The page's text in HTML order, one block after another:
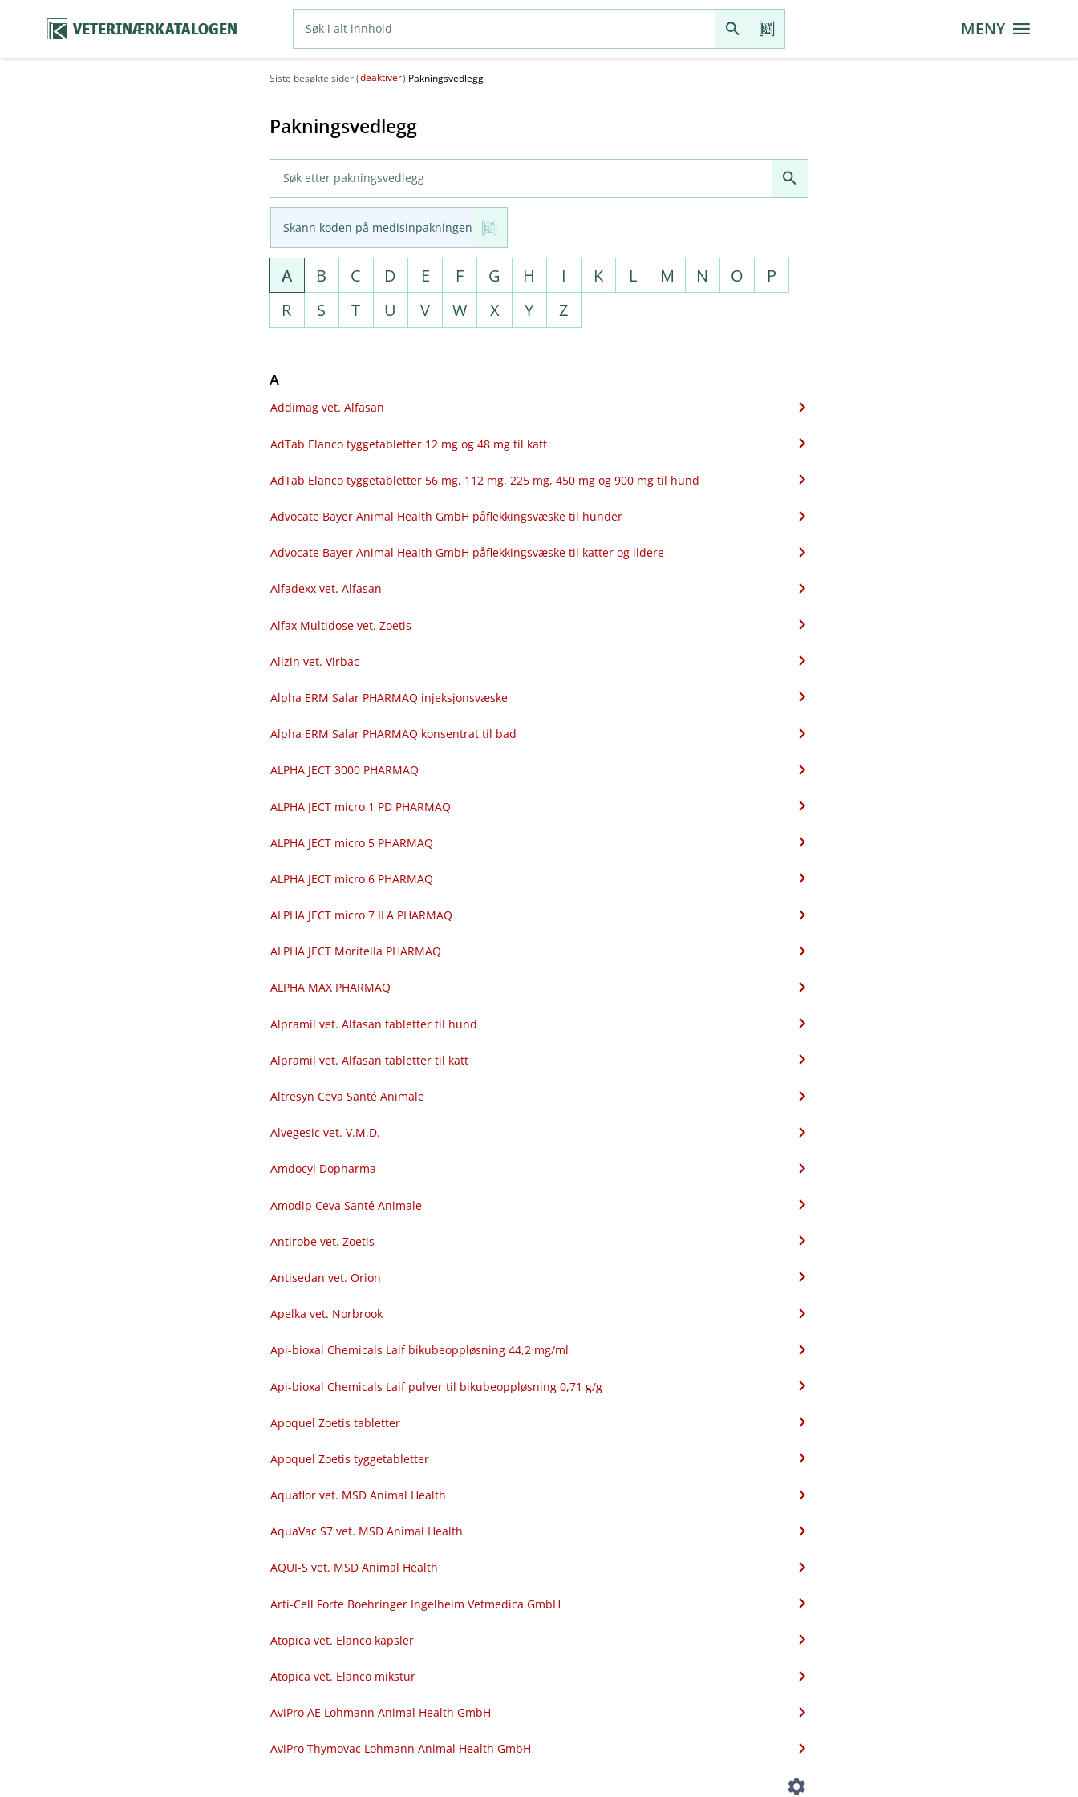
VETERINÆRKATALOGEN MENY
Siste besøkte sider (deaktiver) Pakningsvedlegg
Pakningsvedlegg
Skann koden på medisinpakningen
A B C D E F G H I K L M N O
P
R
S T U V W X Y Z
A
Addimag vet. Alfasan
AdTab Elanco tyggetabletter 12 mg og 48 mg til katt
AdTab Elanco tyggetabletter 56 mg, 112 mg, 225 mg, 450 mg og 900 mg til hund
Advocate Bayer Animal Health GmbH påflekkingsvæske til hunder
Advocate Bayer Animal Health GmbH påflekkingsvæske til katter og ildere
Alfadexx vet. Alfasan
Alfax Multidose vet. Zoetis
Alizin vet. Virbac
Alpha ERM Salar PHARMAQ injeksjonsvæske
Alpha ERM Salar PHARMAQ konsentrat til bad
ALPHA JECT 3000 PHARMAQ
ALPHA JECT micro 1 PD PHARMAQ
ALPHA JECT micro 5 PHARMAQ
ALPHA JECT micro 6 PHARMAQ
ALPHA JECT micro 7 ILA PHARMAQ
ALPHA JECT Moritella PHARMAQ
ALPHA MAX PHARMAQ
Alpramil vet. Alfasan tabletter til hund
Alpramil vet. Alfasan tabletter til katt
Altresyn Ceva Santé Animale
Alvegesic vet. V.M.D.
Amdocyl Dopharma
Amodip Ceva Santé Animale
Antirobe vet. Zoetis
Antisedan vet. Orion
Apelka vet. Norbrook
Api-bioxal Chemicals Laif bikubeoppløsning 44,2 mg/ml
Api-bioxal Chemicals Laif pulver til bikubeoppløsning 0,71 g/g
Apoquel Zoetis tabletter
Apoquel Zoetis tyggetabletter
Aquaflor vet. MSD Animal Health
AquaVac S7 vet. MSD Animal Health
AQUI-S vet. MSD Animal Health
Arti-Cell Forte Boehringer Ingelheim Vetmedica GmbH
Atopica vet. Elanco kapsler
Atopica vet. Elanco mikstur
AviPro AE Lohmann Animal Health GmbH
AviPro Thymovac Lohmann Animal Health GmbH